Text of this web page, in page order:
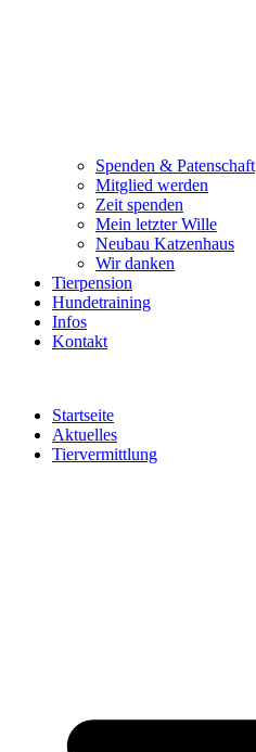
Spenden & Patenschaft
Mitglied werden
Zeit spenden
Mein letzter Wille
Neubau Katzenhaus
Wir danken
Tierpension
Hundetraining
Infos
Kontakt
Startseite
Aktuelles
Tiervermittlung